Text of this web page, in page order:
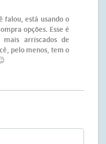
falou, está usando o
opções. Esse é
arriscados de
pelo menos, tem o